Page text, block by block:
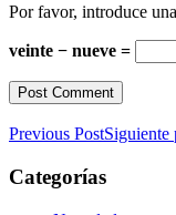
Por favor, introduce
veinte − nueve =
Previous PostSiguiente
Categorías